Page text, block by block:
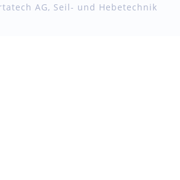
AG, Seil- und Hebetechnik